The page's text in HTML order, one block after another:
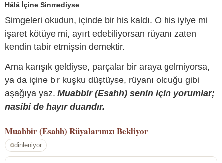
Hâlâ İçine Sinmediyse
Simgeleri okudun, içinde bir his kaldı. O his iyiye mi
işaret kötüye mi, ayırt edebiliyorsan rüyanı zaten
kendin tabir etmişsin demektir.
Ama karışık geldiyse, parçalar bir araya gelmiyorsa,
ya da içine bir kuşku düştüyse, rüyanı olduğu gibi
aşağıya yaz. Muabbir (Esahh) senin için yorumlar;
nasibi de hayır duandır.
Muabbir (Esahh) Rüyalarınızı Bekliyor
dinleniyor